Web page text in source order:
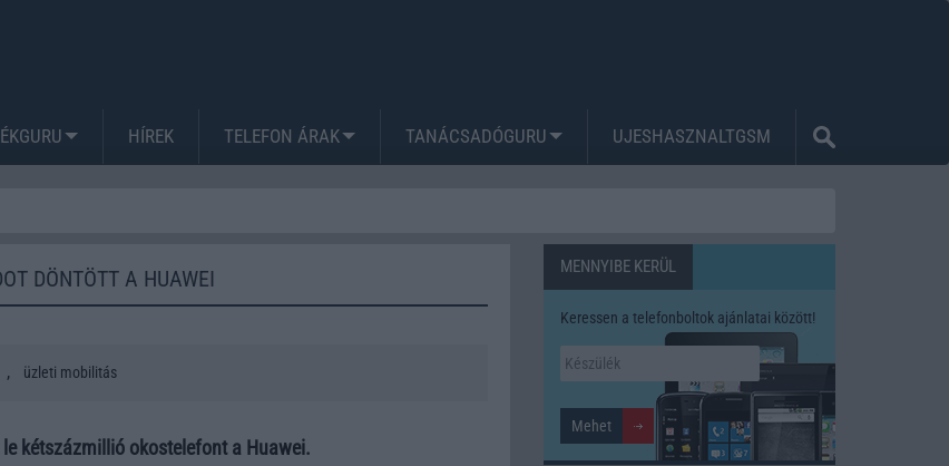
HÍREK TELEFON ÁRAK TANÁCSADÓGURU UJESHASZNALTGSM
DÖNTÖTT A HUAWEI
, üzleti mobilitás
kétszázmillió okostelefont a Huawei.
MENNYIBE KERÜL
Keressen a telefonboltok ajánlatai között!